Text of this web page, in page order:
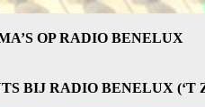
OP RADIO BENELUX
BIJ RADIO BENELUX (‘T